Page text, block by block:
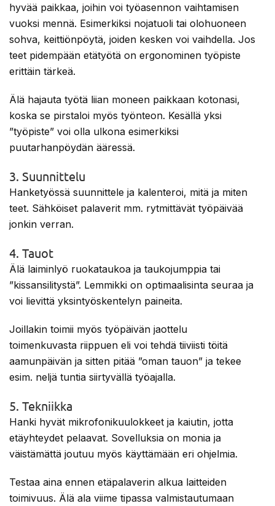
hyvää paikkaa, joihin voi työasennon vaihtamisen
vuoksi mennä. Esimerkiksi nojatuoli tai olohuoneen
sohva, keittiönpöytä, joiden kesken voi vaihdella. Jos
teet pidempään etätyötä on ergonominen työpiste
erittäin tärkeä.
Älä hajauta työtä liian moneen paikkaan kotonasi,
koska se pirstaloi myös työnteon. Kesällä yksi
”työpiste” voi olla ulkona esimerkiksi
puutarhanpöydän ääressä.
3. Suunnittelu
Hanketyössä suunnittele ja kalenteroi, mitä ja miten
teet. Sähköiset palaverit mm. rytmittävät työpäivää
jonkin verran.
4. Tauot
Älä laiminlyö ruokataukoa ja taukojumppia tai
”kissansilitystä”. Lemmikki on optimaalisinta seuraa ja
voi lievittä yksintyöskentelyn paineita.
Joillakin toimii myös työpäivän jaottelu
toimenkuvasta riippuen eli voi tehdä tiiviisti töitä
aamunpäivän ja sitten pitää ”oman tauon” ja tekee
esim. neljä tuntia siirtyvällä työajalla.
5. Tekniikka
Hanki hyvät mikrofonikuulokkeet ja kaiutin, jotta
etäyhteydet pelaavat. Sovelluksia on monia ja
väistämättä joutuu myös käyttämään eri ohjelmia.
Testaa aina ennen etäpalaverin alkua laitteiden
toimivuus. Älä ala viime tipassa valmistautumaan